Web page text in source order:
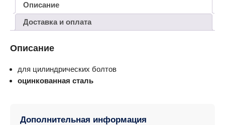
Описание
Доставка и оплата
Описание
для цилиндрических болтов
оцинкованная сталь
Дополнительная информация